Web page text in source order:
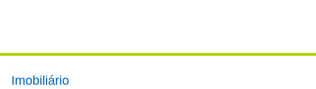
Footer main menu
Imobiliário